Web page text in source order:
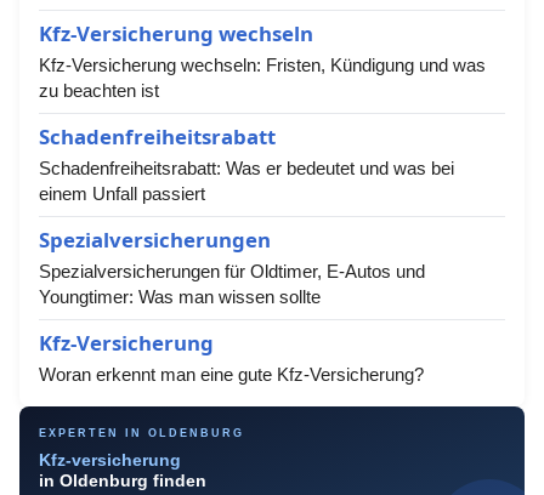
Kfz-Versicherung wechseln
Kfz-Versicherung wechseln: Fristen, Kündigung und was
zu beachten ist
Schadenfreiheitsrabatt
Schadenfreiheitsrabatt: Was er bedeutet und was bei
einem Unfall passiert
Spezialversicherungen
Spezialversicherungen für Oldtimer, E-Autos und
Youngtimer: Was man wissen sollte
Kfz-Versicherung
Woran erkennt man eine gute Kfz-Versicherung?
EXPERTEN IN OLDENBURG
Kfz-versicherung
in Oldenburg finden